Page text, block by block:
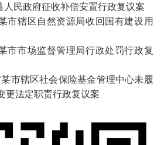
人民政府征收补偿安置行政复议案
市辖区自然资源局收回国有建设用
市市场监督管理局行政处罚行政复
市辖区社会保险基金管理中心未履
更法定职责行政复议案